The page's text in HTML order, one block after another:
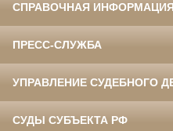
СПРАВОЧНАЯ ИНФОРМАЦИЯ
ПРЕСС-СЛУЖБА
УПРАВЛЕНИЕ СУДЕБНОГО
СУДЫ СУБЪЕКТА РФ